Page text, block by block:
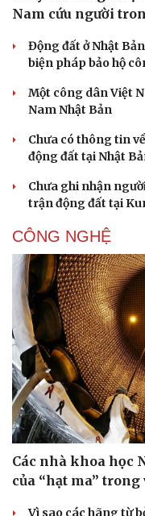
Nam cứu người
Động đất ở Nhật
biện pháp bảo hộ
Một công dân Việt
Nam Nhật Bản
Chưa có thông tin
động đất tại Nhật
Chưa ghi nhận
trận động đất tại
CÔNG NGHỆ
Các nhà khoa học
của “hạt ma” trong
Vì sao các hãng từ